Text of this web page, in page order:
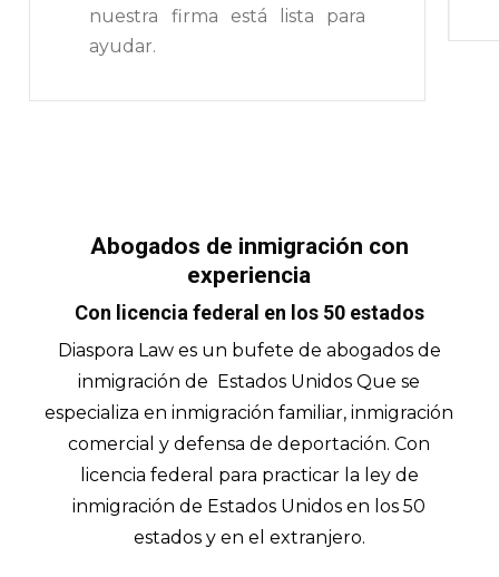
nuestra firma está lista para
ayudar.
Abogados de inmigración con
experiencia
Con licencia federal en los 50 estados
Diaspora Law es un bufete de abogados de
inmigración de Estados Unidos Que se
especializa en inmigración familiar, inmigración
comercial y defensa de deportación. Con
licencia federal para practicar la ley de
inmigración de Estados Unidos en los 50
estados y en el extranjero.